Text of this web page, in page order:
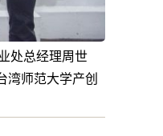
处总经理周世
湾师范大学产创